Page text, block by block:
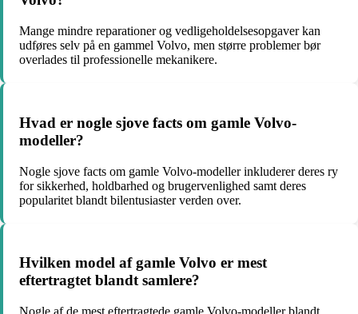
Mange mindre reparationer og vedligeholdelsesopgaver kan
udføres selv på en gammel Volvo, men større problemer bør
overlades til professionelle mekanikere.
Hvad er nogle sjove facts om gamle Volvo-
modeller?
Nogle sjove facts om gamle Volvo-modeller inkluderer deres ry
for sikkerhed, holdbarhed og brugervenlighed samt deres
popularitet blandt bilentusiaster verden over.
Hvilken model af gamle Volvo er mest
eftertragtet blandt samlere?
Nogle af de mest eftertragtede gamle Volvo-modeller blandt